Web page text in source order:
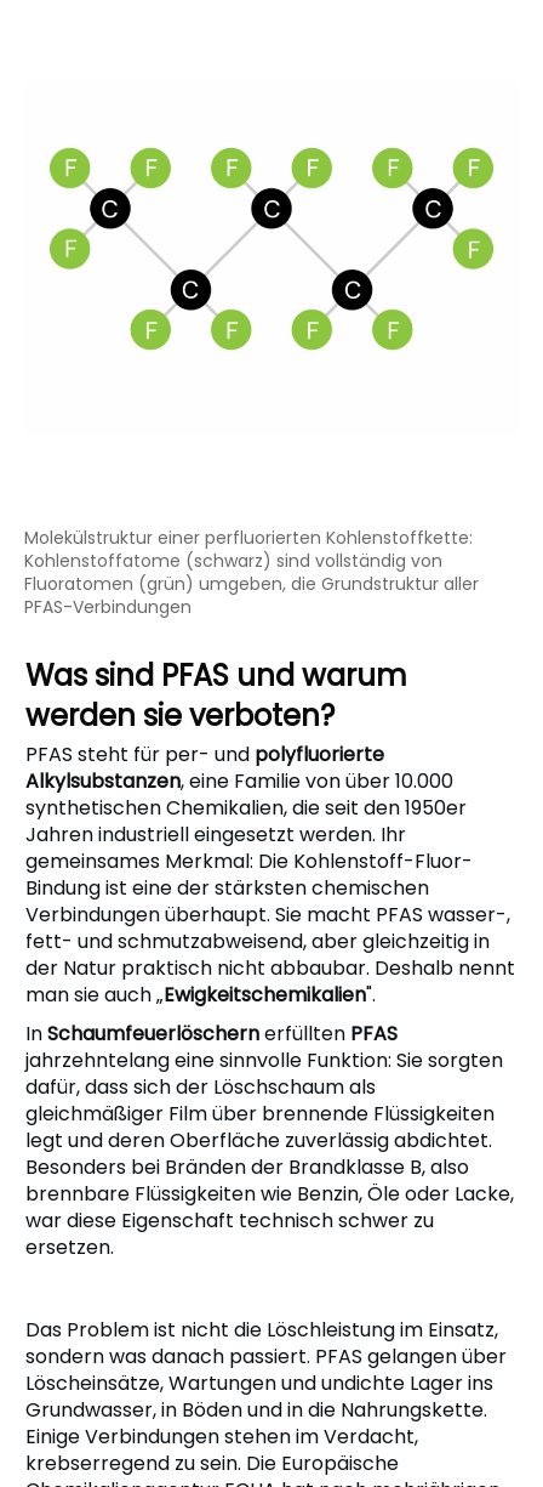
Molekülstruktur einer perfluorierten Kohlenstoffkette:
Kohlenstoffatome (schwarz) sind vollständig von
Fluoratomen (grün) umgeben, die Grundstruktur aller
PFAS-Verbindungen
Was sind PFAS und warum
werden sie verboten?
PFAS steht für per- und polyfluorierte
Alkylsubstanzen, eine Familie von über 10.000
synthetischen Chemikalien, die seit den 1950er
Jahren industriell eingesetzt werden. Ihr
gemeinsames Merkmal: Die Kohlenstoff-Fluor-
Bindung ist eine der stärksten chemischen
Verbindungen überhaupt. Sie macht PFAS wasser-,
fett- und schmutzabweisend, aber gleichzeitig in
der Natur praktisch nicht abbaubar. Deshalb nennt
man sie auch „Ewigkeitschemikalien".
InSchaumfeuerlöschernerfüllten PFAS
jahrzehntelang eine sinnvolle Funktion: Sie sorgten
dafür, dass sich der Löschschaum als
gleichmäßiger Film über brennende Flüssigkeiten
legt und deren Oberfläche zuverlässig abdichtet.
Besonders bei Bränden der Brandklasse B, also
brennbare Flüssigkeiten wie Benzin, Öle oder Lacke,
war diese Eigenschaft technisch schwer zu
ersetzen.
Das Problem ist nicht die Löschleistung im Einsatz,
sondern was danach passiert. PFAS gelangen über
Löscheinsätze, Wartungen und undichte Lager ins
Grundwasser, in Böden und in die Nahrungskette.
Einige Verbindungen stehen im Verdacht,
krebserregend zu sein. Die Europäische